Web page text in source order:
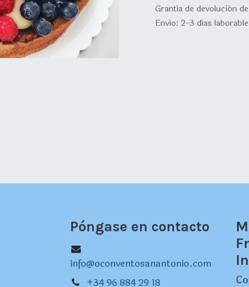
Grantía de devolución
Envío: 2-3 días
Póngase en contacto
info@oconventosanantonio.com
+34 96 884 29 18